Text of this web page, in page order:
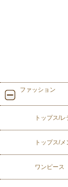
ファッション
トップス/
トップス/メ
ワンピース